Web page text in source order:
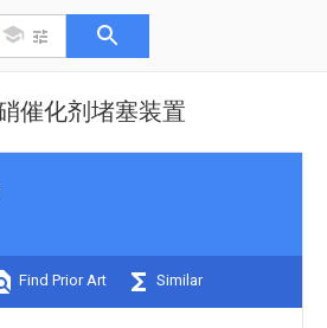
催化剂堵塞装置
Find Prior Art Similar